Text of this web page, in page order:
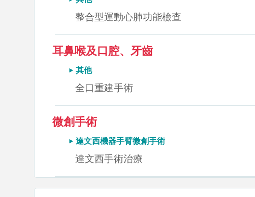
整合型運動心肺功能檢查
耳鼻喉及口腔、牙齒
其他
全口重建手術
微創手術
達文西機器手臂微創手術
達文西手術治療